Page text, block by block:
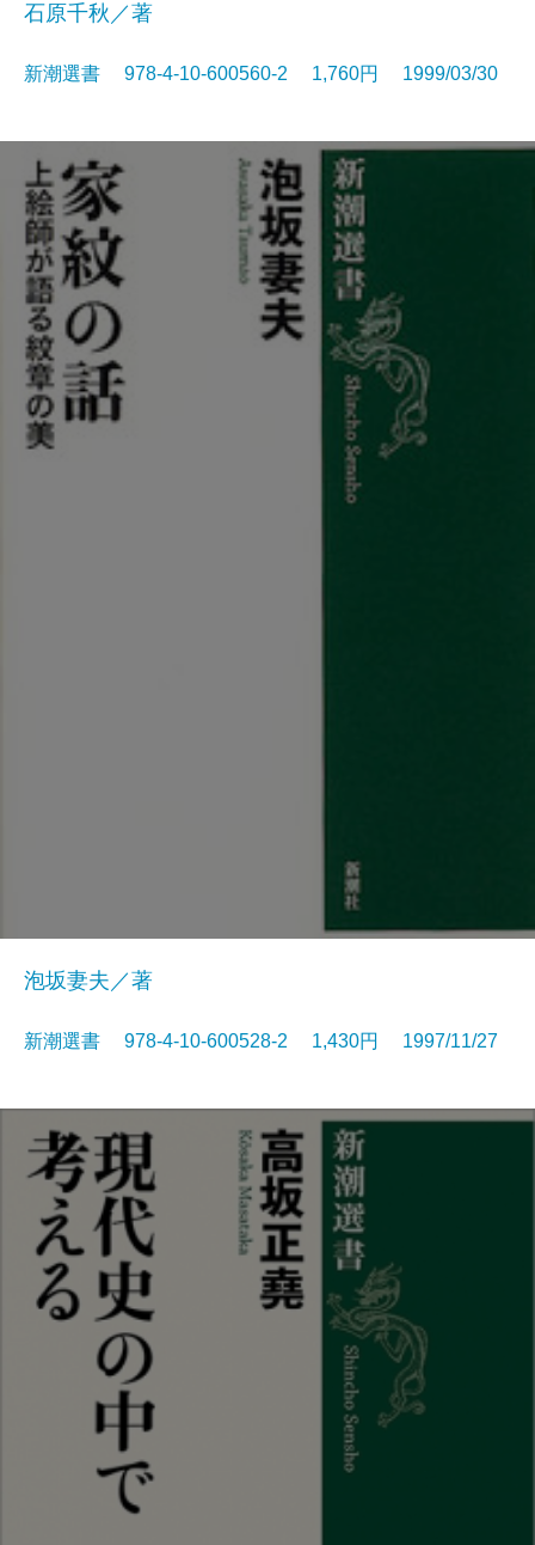
石原千秋／著
新潮選書 978-4-10-600560-2 1,760円 1999/03/30
泡坂妻夫／著
新潮選書 978-4-10-600528-2 1,430円 1997/11/27